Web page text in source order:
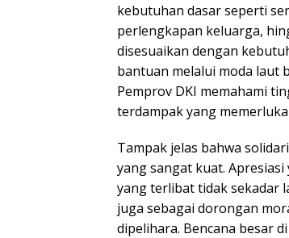
kebutuhan dasar seperti
perlengkapan keluarga,
disesuaikan dengan
bantuan melalui moda laut
Pemprov DKI memahami
terdampak yang
Tampak jelas bahwa
yang sangat kuat.
yang terlibat tidak sekadar
juga sebagai dorongan
dipelihara. Bencana besar